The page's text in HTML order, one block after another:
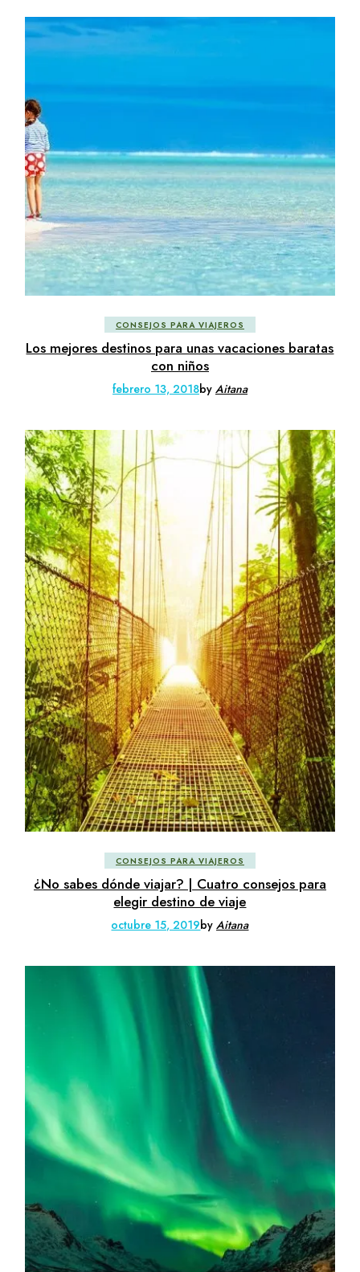
CONSEJOS PARA VIAJEROS
Los mejores destinos para unas vacaciones baratas
con niños
febrero 13, 2018by Aitana
CONSEJOS PARA VIAJEROS
¿No sabes dónde viajar? | Cuatro consejos para
elegir destino de viaje
octubre 15, 2019byAitana